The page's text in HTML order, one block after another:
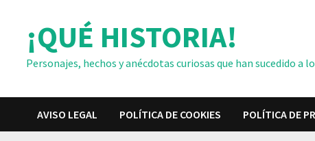
contenido¡QUÉ HISTORIA!
Personajes, hechos y anécdotas curiosas que han sucedido
AVISO LEGAL POLÍTICA DE COOKIES POLÍTICA DE